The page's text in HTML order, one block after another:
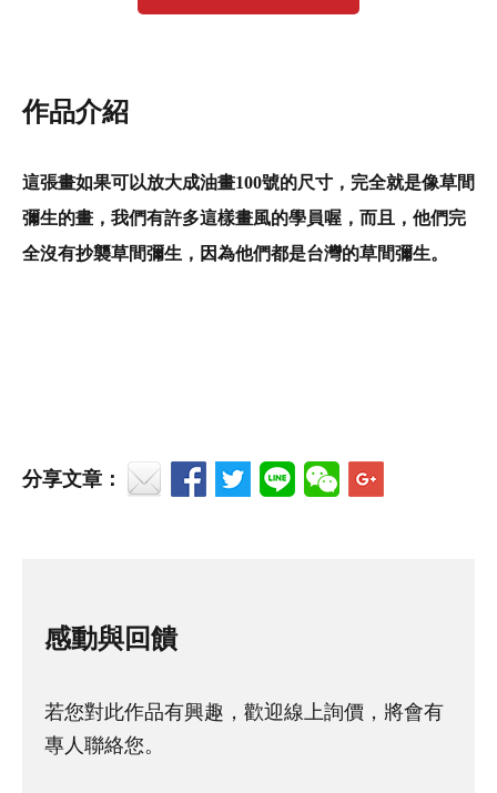
作品介紹
這張畫如果可以放大成油畫100號的尺寸，完全就是像草間
彌生的畫，我們有許多這樣畫風的學員喔，而且，他們完
全沒有抄襲草間彌生，因為他們都是台灣的草間彌生。
分享文章：
感動與回饋
若您對此作品有興趣，歡迎線上詢價，將會有
專人聯絡您。